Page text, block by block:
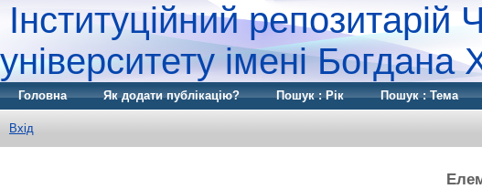
Інституційний репозитарій
університету імені
Головна Як додати публікацію? Пошук : Рік Пошук : Тема
Вхід